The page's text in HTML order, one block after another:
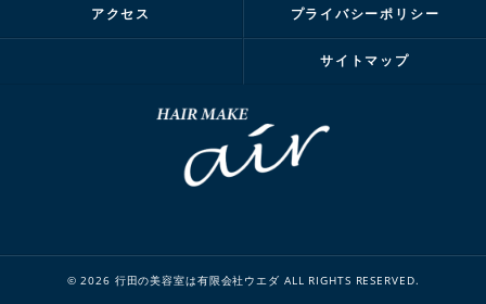
アクセス プライバシーポリシー
サイトマップ
© 2026 行田の美容室は有限会社ウエダ ALL RIGHTS RESERVED.